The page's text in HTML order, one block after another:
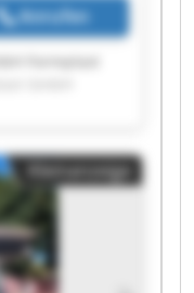
Anrufen
Formplast
Formplast
GmbH
Formplast
GmbH
Kleinanzeige